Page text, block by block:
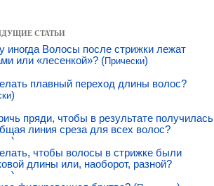
СТАТЬИ
иногда Волосы после стрижки лежат
или «лесенкой»? ( Прически)
плавный переход длины волос?
)
пряди, чтобы в результате получилась
линия среза для всех волос?
)
чтобы волосы в стрижке были
длины или, наоборот, разной?
)